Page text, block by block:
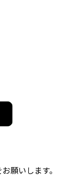
願いします。